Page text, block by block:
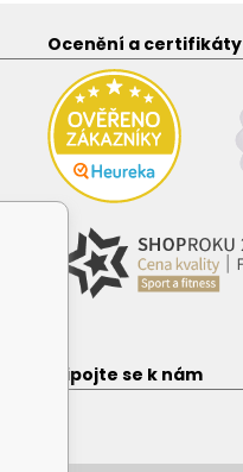
Ocenění a certifikáty
Připojte se k nám